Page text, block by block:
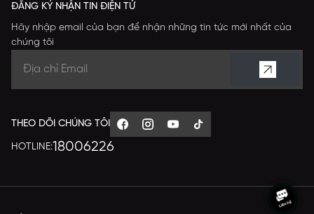
ĐĂNG KÝ NHẬN TIN ĐIỆN TỬ
Hãy nhập email của bạn để nhận những tin tức mới nhất của
chúng tôi
THEO DÕI CHÚNG TÔI
HOTLINE:18006226